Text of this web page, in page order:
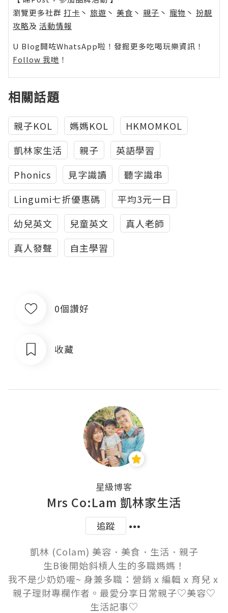
瀏覽更多社群 打卡 丶 旅遊 丶 美食 丶 親子 丶 寵物 丶 扮靚
攻略及 活動情報
U Blog開咗WhatsApp啦！發掘更多吃喝玩樂資訊！
Follow 我哋 ！
相關話題
親子KOL 媽媽KOL
HKMOMKOL
凱林家生活
親子
英語學習
Phonics
見字識讀
聽字識串
Lingumi七折優惠碼
平均3元一日
幼兒英文
兒童英文
真人老師
真人發聲
自主學習
0個讚好
收藏
星級博客
Mrs Co:Lam 凱林家生活
追蹤
凱林 (Colam) 美容．美食．生活．親子
生B後開始斜槓人生的多職媽媽！
我不是少奶奶喔~ 身兼多職：營銷 x 編輯 x 育兒 x
親子理財專欄作者。最愛分享日常親子♡美容♡